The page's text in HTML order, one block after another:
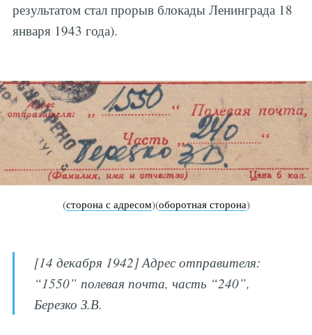
результатом стал прорыв блокады Ленинграда 18
января 1943 года).
(сторона с адресом)(оборотная сторона)
[14 декабря 1942] Адрес отправителя:
“1550” полевая почта, часть “240”,
Березко З.В.